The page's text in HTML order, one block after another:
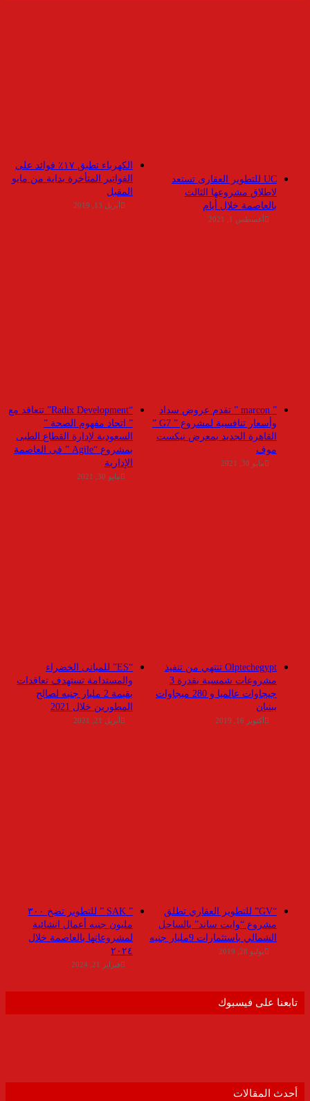
الكهرباء تطبق ١٧٪ فوائد على
الفواتير المتأخرة بداية من مايو
المقبل
أبريل 13, 2019
UC للتطوير العقارى تستعد
لاطلاق مشروعها الثالث
بالعاصمة خلال أيام
أغسطس 1, 2021
“Radix Development” تتعاقد مع
” اتحاد مفهوم الصحة ”
السعودية لإدارة القطاع الطبى
بمشروع “Agile ” فى العاصمة
الإدارية
مايو 30, 2021
” marcon ” تقدم عروض سداد
وأسعار تنافسية لمشروع ” G7 ”
القاهرة الجديد بمعرض نيكست
موف
مايو 30, 2021
“ES” للمبانى الخضراء
والمستدامة تستهدف تعاقدات
بقيمة 2 مليار جنيه لصالح
المطورين خلال 2021
أبريل 21, 2021
Olptechegypt تنتهي من تنفيذ
مشروعات شمسية بقدرة 3
جيجاوات عالميا و 280 ميجاوات
ببنبان
أكتوبر 16, 2019
” SAK ” للتطوير تضخ ٣٠٠
مليون جنيه أعمال انشائية
لمشروعاتها بالعاصمة خلال
٢٠٢٤
فبراير 21, 2024
“GV” للتطوير العقاري تطلق
مشروع “وايت ساند” بالساحل
الشمالي باستثمارات 9مليار جنيه
يوليو 28, 2019
تابعنا على فيسبوك
أحدث المقالات